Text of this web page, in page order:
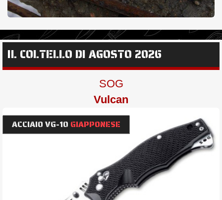
IL COLTELLO DI AGOSTO 2026
SOG
Vulcan
ACCIAIO VG-10 GIAPPONESE